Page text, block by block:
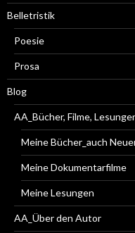
Belletristik
Poesie
Prosa
Blog
AA_Bücher, Filme,
Meine Bücher_auch
Meine Dokumentarfilme
Meine Lesungen
AA_Über den Autor